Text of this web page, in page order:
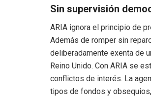
Sin supervisión
ARIA ignora el principio de
Además de romper sin
deliberadamente exenta de
Reino Unido. Con ARIA se
conflictos de interés. La
tipos de fondos y